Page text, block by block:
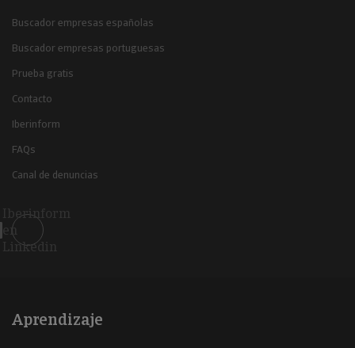
Buscador empresas españolas
Buscador empresas portuguesas
Prueba gratis
Contacto
Iberinform
FAQs
Canal de denuncias
Iberinform
en
Linkedin
Aprendizaje